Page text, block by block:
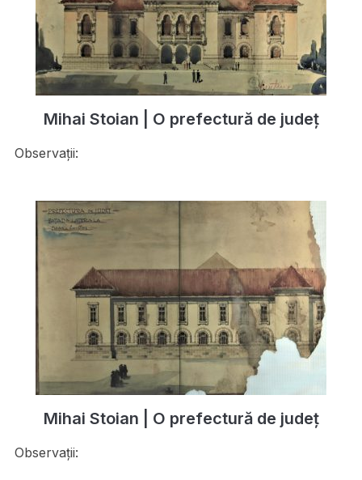
Mihai Stoian | O prefectură de județ
Observații:
Mihai Stoian | O prefectură de județ
Observații: